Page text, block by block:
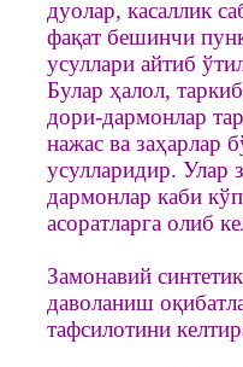
дуолар, касаллик
фақат бешинчи
усуллари айтиб
Булар ҳалол,
дори-дармонлар
нажас ва заҳарлар
усулларидир. Улар
дармонлар каби
асоратларга олиб
Замонавий
даволаниш
тафсилотини